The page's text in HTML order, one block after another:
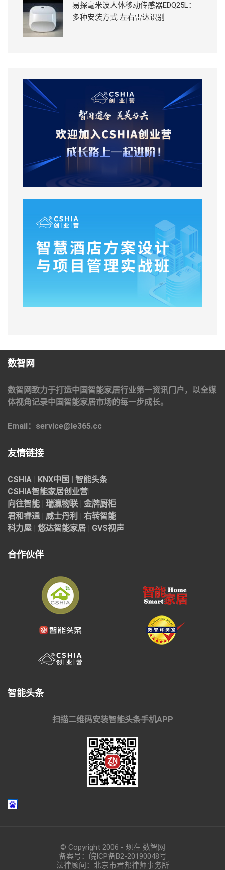
易探毫米波人体移动传感器EDQ25L：
多种安装方式 左右雷达识别
数智网
数智网致力于打造中国智能家居行业第一资讯门户，以全媒
体视角记录中国智能家居市场的每一步成长。
Email：service@le365.cc
友情链接
CSHIA | KNX中国 | 智能头条
CSHIA智能家居创业营|
向往智能 | 瑞瀛物联 | 金牌厨柜
君和睿通 | 威士丹利 | 右转智能
科力屋 | 悠达智能家居 | GVS视声
合作伙伴
智能头条
扫描二维码安装智能头条手机APP
© Copyright 2006 - 现在 数智网
备案号： 皖ICP备B2-20190048号
法律顾问：北京市君邦律师事务所